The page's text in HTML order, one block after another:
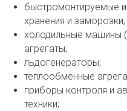
быстромонтируемые
хранения и заморозки;
холодильные машины
агрегаты;
льдогенераторы;
теплообменные
приборы контроля и
техники;